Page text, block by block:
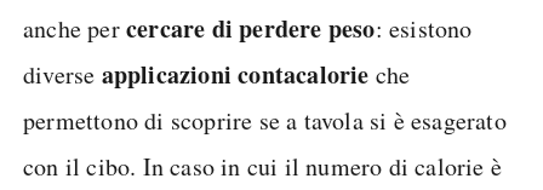
anche percercare di perdere peso: esistono
diverse applicazioni contacalorie che
permettono di scoprire se a tavola si è esagerato
con il cibo. In caso in cui il numero di calorie è